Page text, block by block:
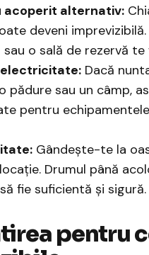
acoperit alternativ:
deveni
o sală de rezervă
Dacă
pădure sau un câmp,
pentru
Gândește-te la
Drumul până
fie suficientă și sigură.
pentru